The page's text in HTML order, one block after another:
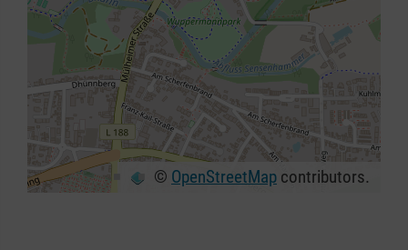
© OpenStreetMap contributors.